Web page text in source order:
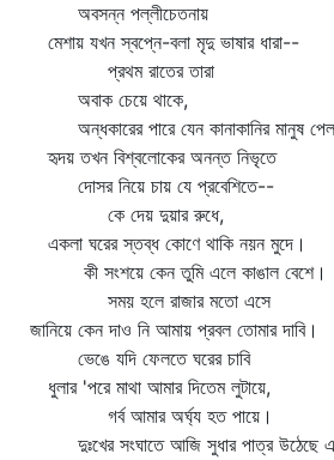
অবসন্ন পল্লীচেতনায়
মেশায় যখন স্বপ্নে-বলা মৃদু ভাষার ধারা--
প্রথম রাতের তারা
অবাক চেয়ে থাকে,
অন্ধকারের পারে যেন কানাকানির মানুষ
হৃদয় তখন বিশ্বলোকের অনন্ত নিভৃতে
দোসর নিয়ে চায় যে প্রবেশিতে--
কে দেয় দুয়ার রুধে,
একলা ঘরের স্তব্ধ কোণে থাকি নয়ন মুদে।
কী সংশয়ে কেন তুমি এলে কাঙাল বেশে।
সময় হলে রাজার মতো এসে
জানিয়ে কেন দাও নি আমায় প্রবল তোমার দাবি।
ভেঙে যদি ফেলতে ঘরের চাবি
ধুলার 'পরে মাথা আমার দিতেম লুটায়ে,
গর্ব আমার অর্ঘ্য হত পায়ে।
দুঃখের সংঘাতে আজি সুধার পাত্র উঠেছে